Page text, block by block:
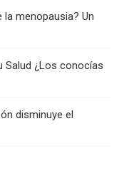
menopausia? Un
Salud ¿Los conocías
disminuye el